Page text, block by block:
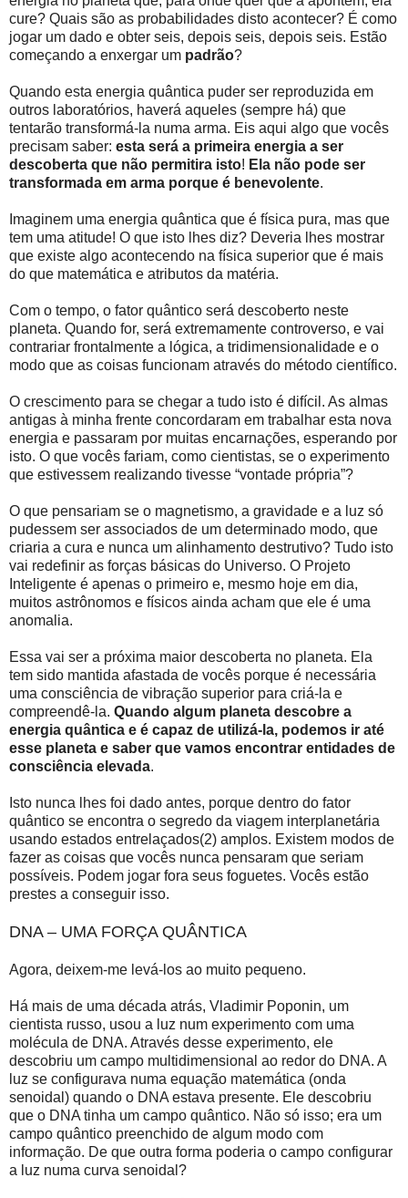
cure? Quais são as probabilidades disto acontecer? É como
jogar um dado e obter seis, depois seis, depois seis. Estão
começando a enxergar um padrão?
Quando esta energia quântica puder ser reproduzida em
outros laboratórios, haverá aqueles (sempre há) que
tentarão transformá-la numa arma. Eis aqui algo que vocês
precisam saber: esta será a primeira energia a ser
descoberta que não permitira isto! Ela não pode ser
transformada em arma porque é benevolente.
Imaginem uma energia quântica que é física pura, mas que
tem uma atitude! O que isto lhes diz? Deveria lhes mostrar
que existe algo acontecendo na física superior que é mais
do que matemática e atributos da matéria.
Com o tempo, o fator quântico será descoberto neste
planeta. Quando for, será extremamente controverso, e vai
contrariar frontalmente a lógica, a tridimensionalidade e o
modo que as coisas funcionam através do método científico.
O crescimento para se chegar a tudo isto é difícil. As almas
antigas à minha frente concordaram em trabalhar esta nova
energia e passaram por muitas encarnações, esperando por
isto. O que vocês fariam, como cientistas, se o experimento
que estivessem realizando tivesse “vontade própria”?
O que pensariam se o magnetismo, a gravidade e a luz só
pudessem ser associados de um determinado modo, que
criaria a cura e nunca um alinhamento destrutivo? Tudo isto
vai redefinir as forças básicas do Universo. O Projeto
Inteligente é apenas o primeiro e, mesmo hoje em dia,
muitos astrônomos e físicos ainda acham que ele é uma
anomalia.
Essa vai ser a próxima maior descoberta no planeta. Ela
tem sido mantida afastada de vocês porque é necessária
uma consciência de vibração superior para criá-la e
compreendê-la. Quando algum planeta descobre a
energia quântica e é capaz de utilizá-la, podemos ir até
esse planeta e saber que vamos encontrar entidades de
consciência elevada.
Isto nunca lhes foi dado antes, porque dentro do fator
quântico se encontra o segredo da viagem interplanetária
usando estados entrelaçados(2) amplos. Existem modos de
fazer as coisas que vocês nunca pensaram que seriam
possíveis. Podem jogar fora seus foguetes. Vocês estão
prestes a conseguir isso.
DNA – UMA FORÇA QUÂNTICA
Agora, deixem-me levá-los ao muito pequeno.
Há mais de uma década atrás, Vladimir Poponin, um
cientista russo, usou a luz num experimento com uma
molécula de DNA. Através desse experimento, ele
descobriu um campo multidimensional ao redor do DNA. A
luz se configurava numa equação matemática (onda
senoidal) quando o DNA estava presente. Ele descobriu
que o DNA tinha um campo quântico. Não só isso; era um
campo quântico preenchido de algum modo com
informação. De que outra forma poderia o campo configurar
a luz numa curva senoidal?